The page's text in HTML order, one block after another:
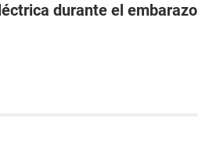
durante el embarazo